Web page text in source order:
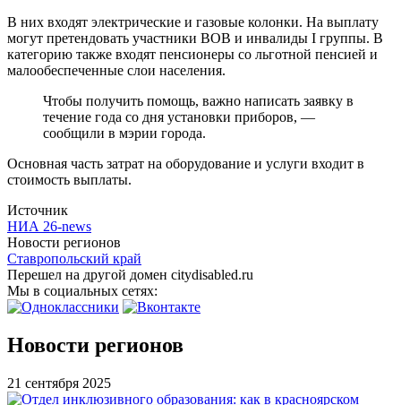
В них входят электрические и газовые колонки. На выплату
могут претендовать участники ВОВ и инвалиды I группы. В
категорию также входят пенсионеры со льготной пенсией и
малообеспеченные слои населения.
Чтобы получить помощь, важно написать заявку в
течение года со дня установки приборов, —
сообщили в мэрии города.
Основная часть затрат на оборудование и услуги входит в
стоимость выплаты.
Источник
НИА 26-news
Новости регионов
Ставропольский край
Перешел на другой домен citydisabled.ru
Мы в социальных сетях:
Новости регионов
21 сентября 2025